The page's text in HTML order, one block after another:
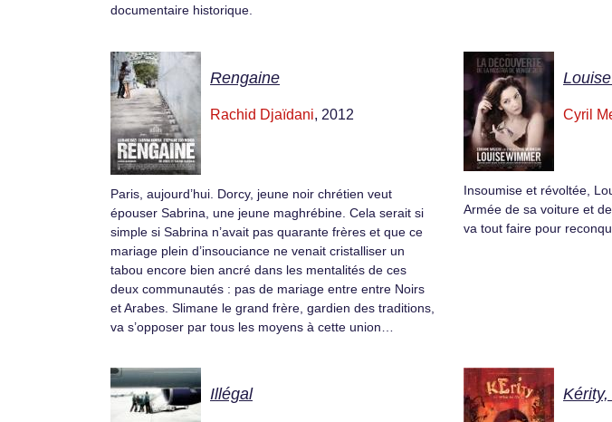
documentaire historique.
Rengaine
Rachid Djaïdani, 2012
Paris, aujourd’hui. Dorcy, jeune noir chrétien veut
épouser Sabrina, une jeune maghrébine. Cela serait si
simple si Sabrina n’avait pas quarante frères et que ce
mariage plein d’insouciance ne venait cristalliser un
tabou encore bien ancré dans les mentalités de ces
deux communautés : pas de mariage entre entre Noirs
et Arabes. Slimane le grand frère, gardien des traditions,
va s’opposer par tous les moyens à cette union…
Cyril
Insoumise et révoltée,
Armée de sa voiture et
va tout faire pour
Illégal